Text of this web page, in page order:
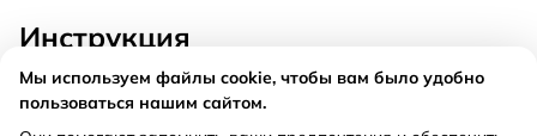
Инструкция
Состав
Мы используем файлы cookie, чтобы вам было удобно
пользоваться нашим сайтом.